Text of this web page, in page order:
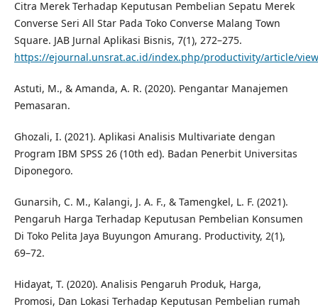
Citra Merek Terhadap Keputusan Pembelian Sepatu Merek
Converse Seri All Star Pada Toko Converse Malang Town
Square. JAB Jurnal Aplikasi Bisnis, 7(1), 272–275.
https://ejournal.unsrat.ac.id/index.php/productivity/article/
Astuti, M., & Amanda, A. R. (2020). Pengantar Manajemen
Pemasaran.
Ghozali, I. (2021). Aplikasi Analisis Multivariate dengan
Program IBM SPSS 26 (10th ed). Badan Penerbit Universitas
Diponegoro.
Gunarsih, C. M., Kalangi, J. A. F., & Tamengkel, L. F. (2021).
Pengaruh Harga Terhadap Keputusan Pembelian Konsumen
Di Toko Pelita Jaya Buyungon Amurang. Productivity, 2(1),
69–72.
Hidayat, T. (2020). Analisis Pengaruh Produk, Harga,
Promosi, Dan Lokasi Terhadap Keputusan Pembelian rumah